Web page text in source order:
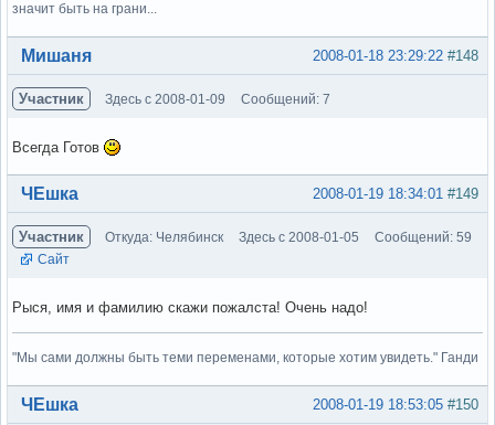
значит быть на грани...
Вне форума #148
2008-01-18 23:29:22
Мишаня
Участник Здесь с 2008-01-09 Сообщений: 7
Всегда Готов
Вне форума #149
2008-01-19 18:34:01
ЧЕшка
Участник Откуда: Челябинск Здесь с 2008-01-05
Сообщений: 59
Сайт
Рыся, имя и фамилию скажи пожалста! Очень надо!
"Мы сами должны быть теми переменами, которые хотим увидеть." Ганди
Вне форума #150
2008-01-19 18:53:05
ЧЕшка